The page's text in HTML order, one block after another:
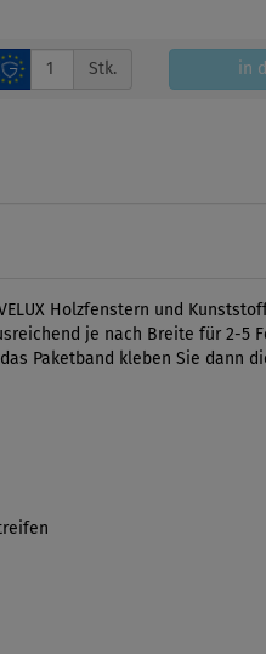
Stk. in
Holzfenstern und
je nach Breite für 2-
Paketband kleben Sie dann